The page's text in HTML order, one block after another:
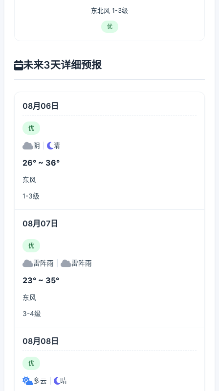
东北风 1-3级
优
未来3天详细预报
08月06日
优
阴 晴
26° ~ 36°
东风
1-3级
08月07日
优
雷阵雨 雷阵雨
23° ~ 35°
东风
3-4级
08月08日
优
多云 晴